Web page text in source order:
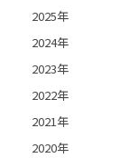
2025年
2024年
2023年
2022年
2021年
2020年